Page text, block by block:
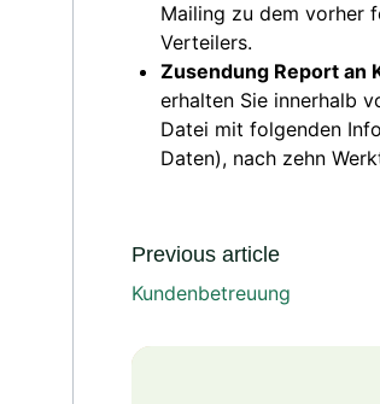
Mailing zu dem vorher
Verteilers.
Zusendung Report an
erhalten Sie innerhalb
Datei mit folgenden
Daten), nach zehn
Previous article
Kundenbetreuung